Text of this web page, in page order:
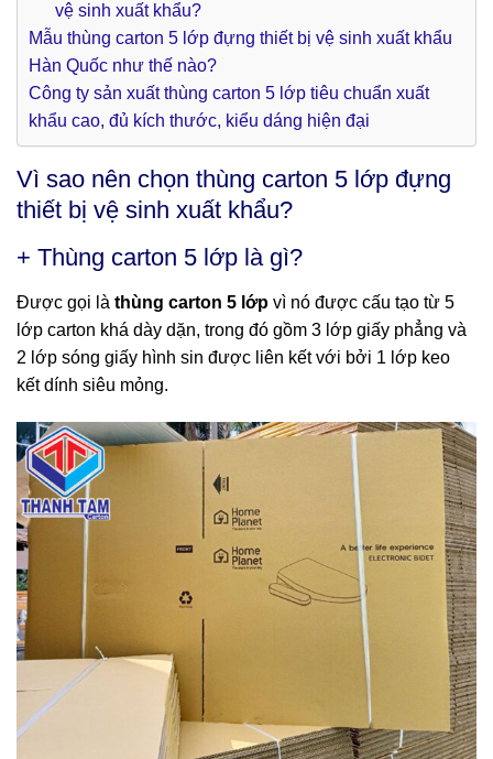
vệ sinh xuất khẩu?
Mẫu thùng carton 5 lớp đựng thiết bị vệ sinh xuất khẩu
Hàn Quốc như thế nào?
Công ty sản xuất thùng carton 5 lớp tiêu chuẩn xuất
khẩu cao, đủ kích thước, kiểu dáng hiện đại
Vì sao nên chọn thùng carton 5 lớp đựng
thiết bị vệ sinh xuất khẩu?
+ Thùng carton 5 lớp là gì?
Được gọi là thùng carton 5 lớp vì nó được cấu tạo từ 5
lớp carton khá dày dặn, trong đó gồm 3 lớp giấy phẳng và
2 lớp sóng giấy hình sin được liên kết với bởi 1 lớp keo
kết dính siêu mỏng.